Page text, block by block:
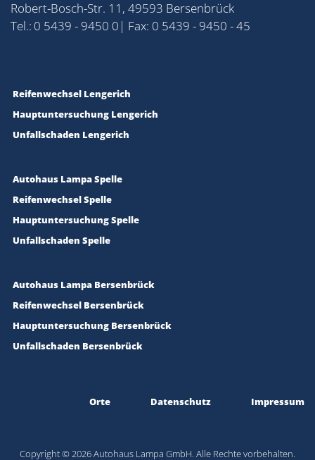
Robert-Bosch-Str. 11, 49593 Bersenbrück
Tel.: 0 5439 - 9450 0 | Fax: 0 5439 - 9450 - 45
Reifenwechsel Lengerich
Hauptuntersuchung Lengerich
Unfallschaden Lengerich
Autohaus Lampa Spelle
Reifenwechsel Spelle
Hauptuntersuchung Spelle
Unfallschaden Spelle
Autohaus Lampa Bersenbrück
Reifenwechsel Bersenbrück
Hauptuntersuchung Bersenbrück
Unfallschaden Bersenbrück
Orte Datenschutz Impressum
Copyright © 2026 Autohaus Lampa GmbH. Alle Rechte vorbehalten.